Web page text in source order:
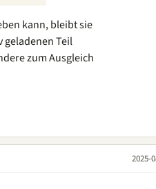
kann, bleibt sie
geladenen Teil
zum Ausgleich
2025-